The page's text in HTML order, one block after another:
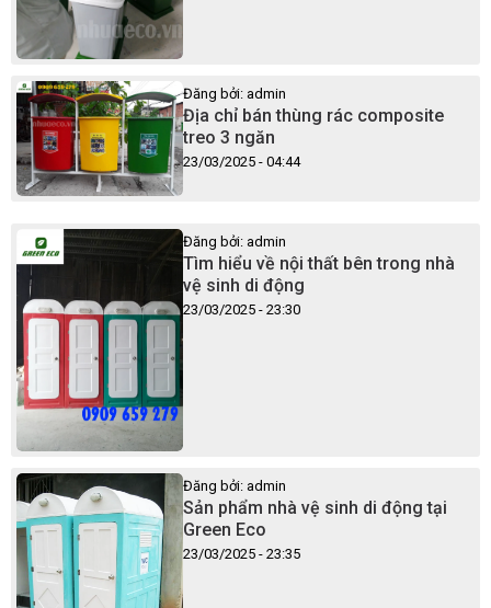
Đăng bởi: admin
Địa chỉ bán thùng rác composite
treo 3 ngăn
23/03/2025 - 04:44
Đăng bởi: admin
Tìm hiểu về nội thất bên trong nhà
vệ sinh di động
23/03/2025 - 23:30
Đăng bởi: admin
Sản phẩm nhà vệ sinh di động tại
Green Eco
23/03/2025 - 23:35